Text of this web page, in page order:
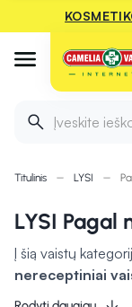
Įveskite
Titulinis LYSI
LYSI Pagal
Į šią vaistų
nereceptiniai
Vieni produktai